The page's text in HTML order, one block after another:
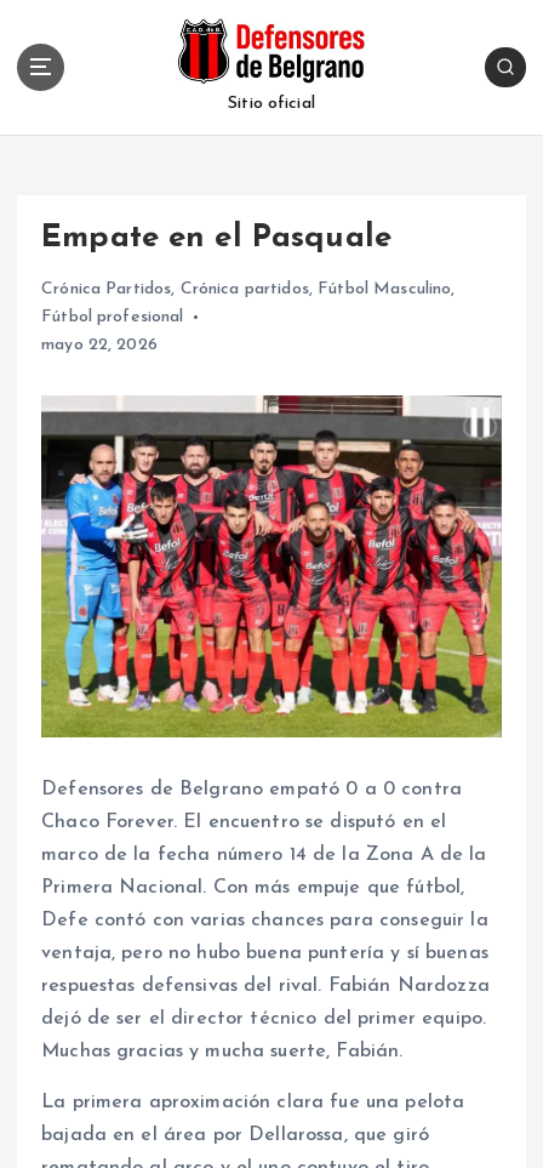
Sitio oficial
Empate en el Pasquale
Crónica Partidos, Crónica partidos, Fútbol Masculino,
Fútbol profesional
mayo 22, 2026
Defensores de Belgrano empató 0 a 0 contra
Chaco Forever. El encuentro se disputó en el
marco de la fecha número 14 de la Zona A de la
Primera Nacional. Con más empuje que fútbol,
Defe contó con varias chances para conseguir la
ventaja, pero no hubo buena puntería y sí buenas
respuestas defensivas del rival. Fabián Nardozza
dejó de ser el director técnico del primer equipo.
Muchas gracias y mucha suerte, Fabián.
La primera aproximación clara fue una pelota
bajada en el área por Dellarossa, que giró